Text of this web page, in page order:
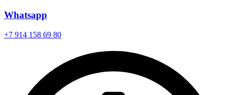
Whatsapp
+7 914 158 69 80